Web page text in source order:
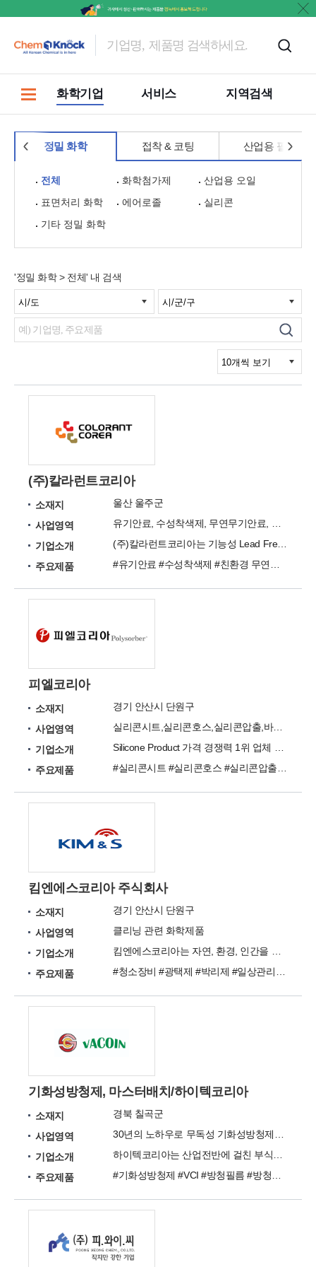
화학기업 서비스 지역검색
정밀 화학 접착 & 코팅 산업용 필름
전체 화학첨가제
산업용 오일
표면처리 화학
에어로졸
실리콘
기타 정밀 화학
'정밀 화학 > 전체' 내 검색
(주)칼라런트코리아
소재지
울산 울주군
사업영역
기업소개
(주)칼라런트코리아는 기능성 Lead Free Pigment 등의 가공안료를 전문적으로 제조 판매하는 회사입니다.
주요제품
피엘코리아
소재지
경기 안산시 단원구
사업영역
실리콘시트,실리콘호스,실리콘압출,바이톤, 실리콘발포
기업소개
주요제품
킴엔에스코리아 주식회사
소재지
경기 안산시 단원구
사업영역
클리닝 관련 화학제품
기업소개
주요제품
기화성방청제, 마스터배치/하이텍코리아
소재지
경북 칠곡군
사업영역
기업소개
주요제품